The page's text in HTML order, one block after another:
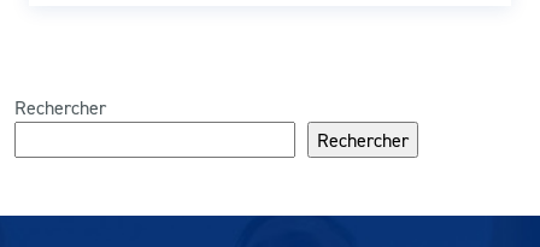
Rechercher
Rechercher